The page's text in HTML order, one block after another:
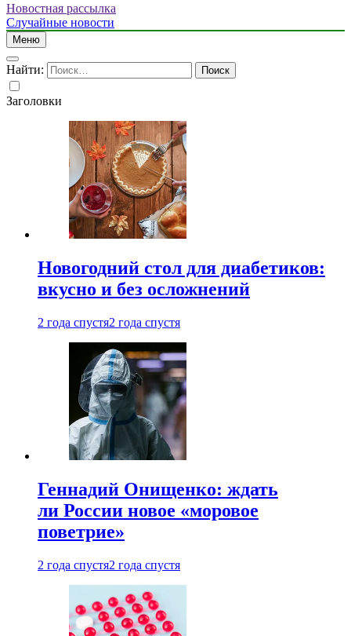
Новостная рассылка
Случайные новости
Меню
Найти:
Заголовки
Новогодний стол для диабетиков:
вкусно и без осложнений
2 года спустя2 года спустя
Геннадий Онищенко: ждать
ли России новое «моровое
поветрие»
2 года спустя2 года спустя